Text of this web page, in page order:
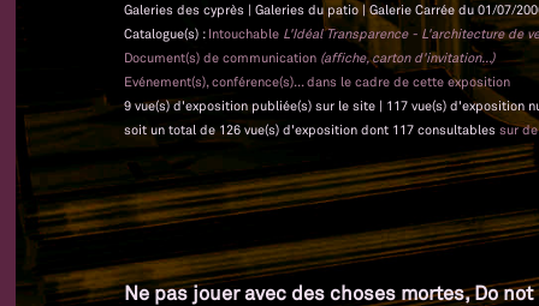
Galeries des cyprès | Galeries du patio | Galerie Carrée du 01/07/
Catalogue(s) : Intouchable L'Idéal Transparence - L'architecture de
Document(s) de communication (affiche, carton d'invitation...)
Evénement(s), conférence(s)... dans le cadre de cette exposition
9 vue(s) d'exposition publiée(s) sur le site | 117 vue(s) d'exposition
soit un total de 126 vue(s) d'exposition dont 117 consultables sur
Ne pas jouer avec des choses mortes, Do